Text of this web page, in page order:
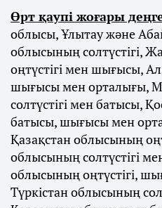
Өрт қаупі жоғары
облысы, Ұлытау және
облысының солтүстігі,
оңтүстігі мен шығысы,
шығысы мен орталығы,
солтүстігі мен батысы,
батысы, шығысы мен
Қазақстан облысының
облысының солтүстігі
облысының оңтүстігі,
Түркістан облысының